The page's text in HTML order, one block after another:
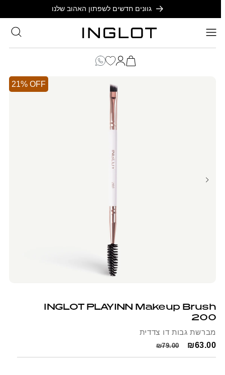
CONTENTגוונים חדשים לשפתון האהוב שלנו
כניסה
הקניות
21% OFF
in
INGLOT PLAYINN Makeup Brush
200
מברשת גבות דו צדדית
Regular
₪79.00
Sale
₪63.00